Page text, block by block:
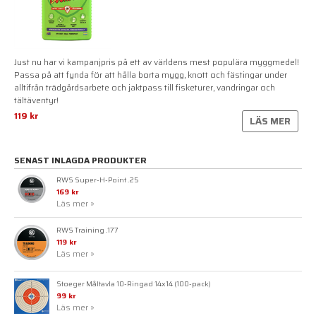
Just nu har vi kampanjpris på ett av världens mest populära myggmedel!
Passa på att fynda för att hålla borta mygg, knott och fästingar under
alltifrån trädgårdsarbete och jaktpass till fisketurer, vandringar och
tältäventyr!
119 kr
LÄS MER
SENAST INLAGDA PRODUKTER
RWS Super-H-Point .25
169 kr
Läs mer »
RWS Training .177
119 kr
Läs mer »
Stoeger Måltavla 10-Ringad 14x14 (100-pack)
99 kr
Läs mer »